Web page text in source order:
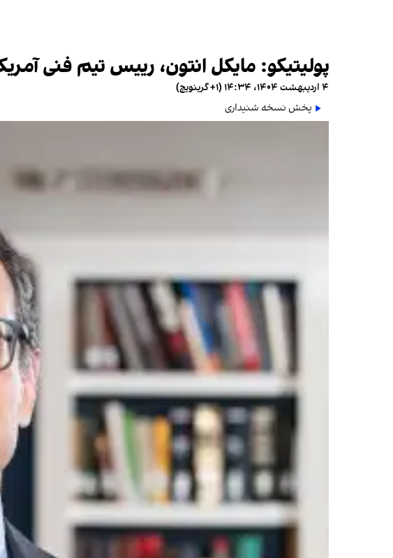
پولیتیکو: مایکل انتون، رییس تیم فنی
۴ اردیبهشت ۱۴۰۴، ۱۴:۳۴ (‎+۱ گرینویچ)
پخش نسخه شنیداری